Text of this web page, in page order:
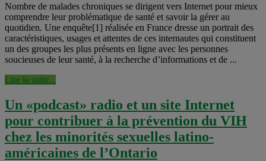
Nombre de malades chroniques se dirigent vers Internet pour mieux
comprendre leur problématique de santé et savoir la gérer au
quotidien. Une enquête[1] réalisée en France dresse un portrait des
caractéristiques, usages et attentes de ces internautes qui constituent
un des groupes les plus présents en ligne avec les personnes
soucieuses de leur santé, à la recherche d’informations et de ...
Lire la suite...
Un «podcast» radio et un site Internet
pour contribuer à la prévention du VIH
chez les minorités sexuelles latino-
américaines de l’Ontario